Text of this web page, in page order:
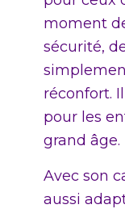
moment
sécurité,
réconfort.
pour les
grand âge.
Avec son
aussi